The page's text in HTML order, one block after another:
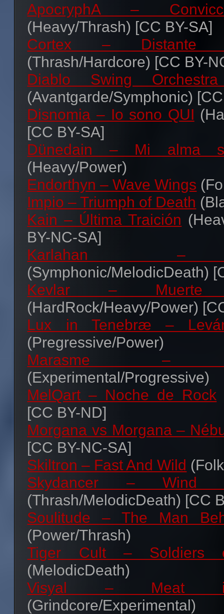
ApocryphA –
(Heavy/Thrash) [CC BY-SA]
Cortex – Distante
(Thrash/Hardcore) [CC BY-
Diablo Swing
(Avantgarde/Symphonic)
Disnomia – Io sono QUI
[CC BY-SA]
Dünedain – Mi alma
(Heavy/Power)
Endorthyn – Wave Wings
Impio – Triumph of Death
Kain – Última Traición
BY-NC-SA]
Karlahan –
(Symphonic/MelodicDeath)
Kevlar –
(HardRock/Heavy/Power)
Lux in Tenebræ –
(Pregressive/Power)
Marasme –
(Experimental/Progressive)
MelQart – Noche de Rock
[CC BY-ND]
Morgana vs Morgana –
[CC BY-NC-SA]
Skiltron – Fast And Wild
Skydancer – Wind
(Thrash/MelodicDeath) [CC
Soulitude – The Man
(Power/Thrash)
Tiger Cult – Soldiers
(MelodicDeath)
Visyal – Meat
(Grindcore/Experimental)